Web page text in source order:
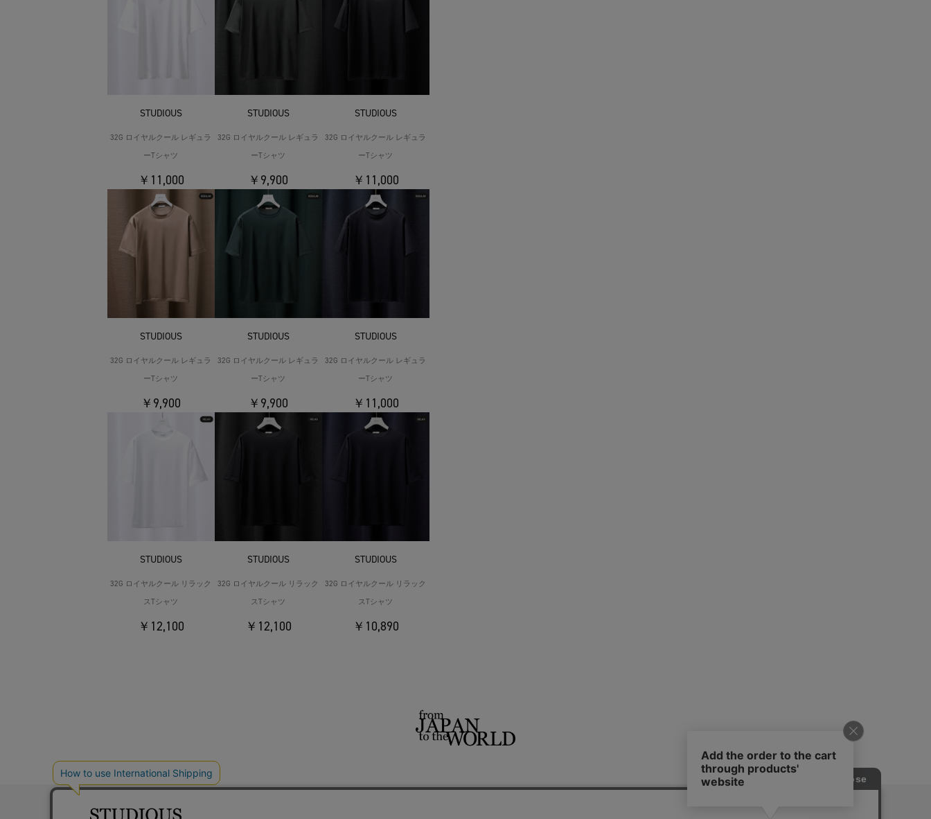
STUDIOUS
32G ロイヤルクール レギュラ
ーTシャツ
￥11,000
STUDIOUS
32G ロイヤルクール レギュラ
ーTシャツ
￥9,900
STUDIOUS
32G ロイヤルクール レギュラ
ーTシャツ
￥11,000
STUDIOUS
32G ロイヤルクール レギュラ
ーTシャツ
￥9,900
STUDIOUS
32G ロイヤルクール レギュラ
ーTシャツ
￥9,900
STUDIOUS
32G ロイヤルクール レギュラ
ーTシャツ
￥11,000
STUDIOUS
32G ロイヤルクール リラック
スTシャツ
￥12,100
STUDIOUS
32G ロイヤルクール リラック
スTシャツ
￥12,100
STUDIOUS
32G ロイヤルクール リラック
スTシャツ
￥10,890